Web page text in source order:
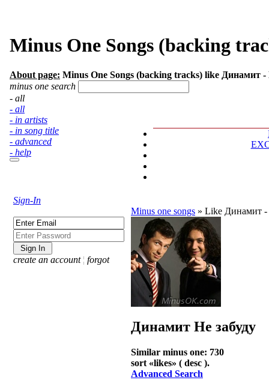
Minus One Songs (backing
About page: Minus One Songs (backing tracks) like Динамит -
minus one search
- all
- all
- in artists
- in song title
- advanced
- help
Sign-In
create an account ¦ forgot
Minus one songs » Like Динамит -
Динамит Не забуду
Similar minus one: 730
sort «likes» ( desc ).
Advanced Search